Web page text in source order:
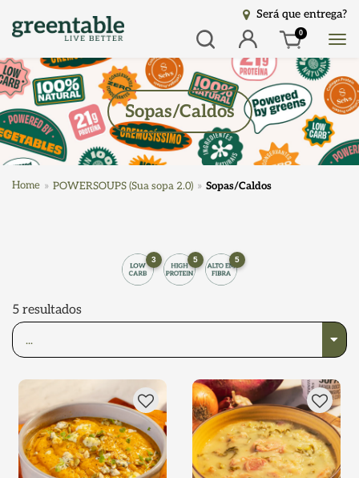
Será que entrega?
Busca
Entrar 0
Sopas/Caldos
Home POWERSOUPS (Sua sopa 2.0) Sopas/Caldos
3 5 5
5 resultados